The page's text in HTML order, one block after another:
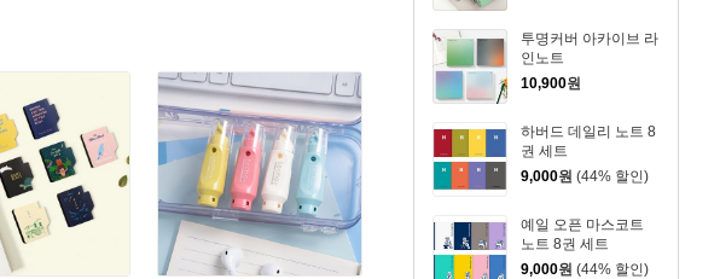
투명커버 아카이브 라
인노트
10,900원
하버드 데일리 노트 8
권 세트
9,000원 (44% 할인)
예일 오픈 마스코트
노트 8권 세트
9,000원 (44% 할인)